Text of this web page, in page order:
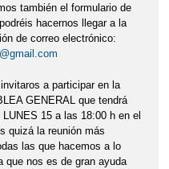
también el formulario de
hacernos llegar a la
de correo electrónico:
a participar en la
GENERAL que tendrá
LUNES 15 a las 18:00 h en el
quizá la reunión más
las que hacemos a lo
que nos es de gran ayuda